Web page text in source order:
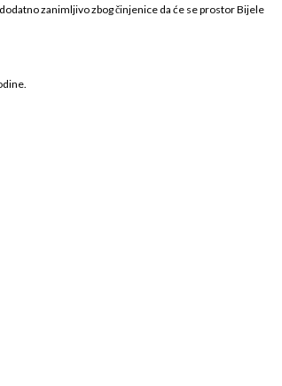
zanimljivo zbog činjenice da će se prostor Bijele